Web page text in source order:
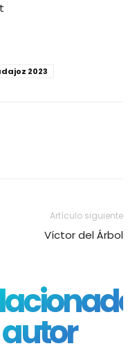
2023
Artículo siguiente
Víctor del Árbol